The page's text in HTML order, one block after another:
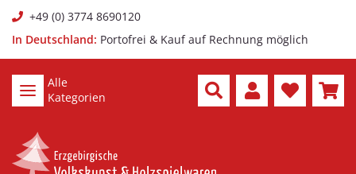
+49 (0) 3774 8690120
In Deutschland: Portofrei & Kauf auf Rechnung möglich
Alle
Kategorien